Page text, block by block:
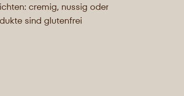
cremig, nussig oder
sind glutenfrei